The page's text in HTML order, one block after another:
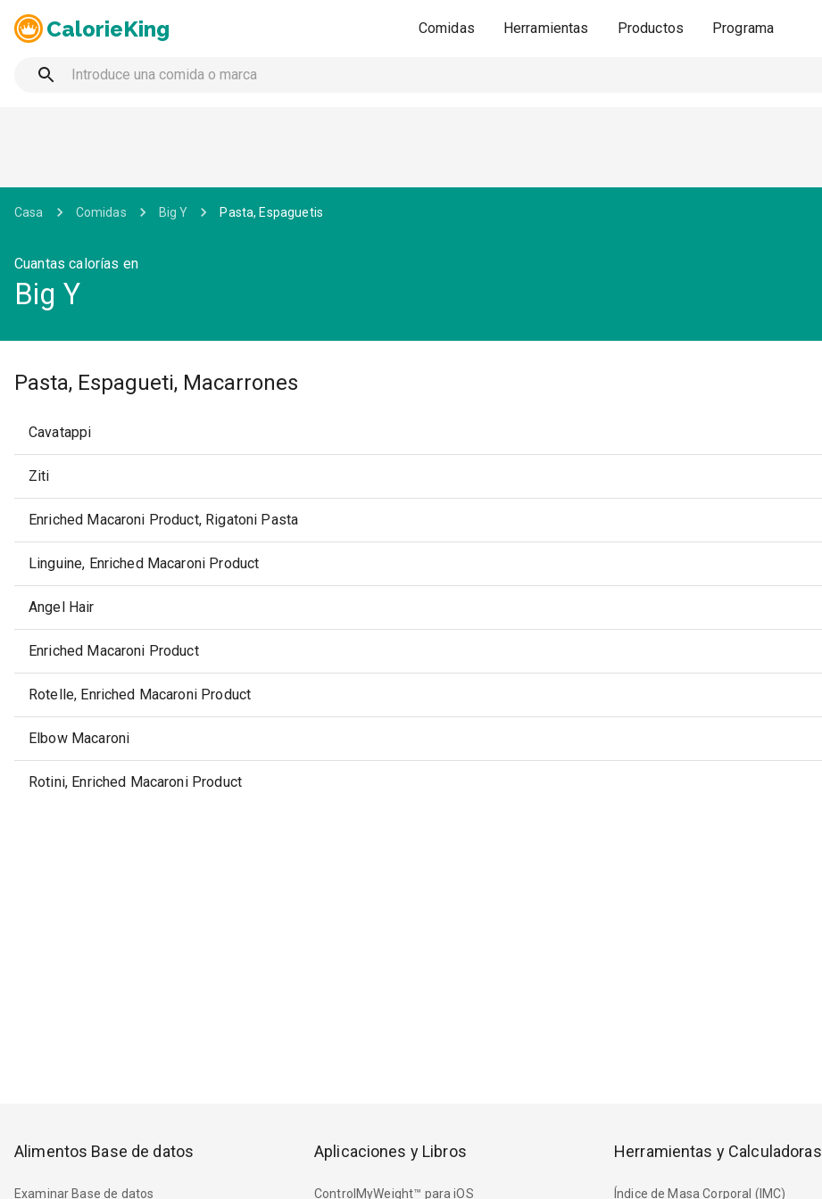
CalorieKing Comidas Herramientas Productos Programa
Casa Comidas Big Y Pasta, Espaguetis
Cuantas calorías en
Big Y
Pasta, Espagueti, Macarrones
Cavatappi
Ziti
Enriched Macaroni Product, Rigatoni Pasta
Linguine, Enriched Macaroni Product
Angel Hair
Enriched Macaroni Product
Rotelle, Enriched Macaroni Product
Elbow Macaroni
Rotini, Enriched Macaroni Product
Alimentos Base de datos
Examinar Base de datos
Aplicaciones y Libros
ControlMyWeight™ para iOS
Herramientas y Calculadoras
Índice de Masa Corporal (IMC)